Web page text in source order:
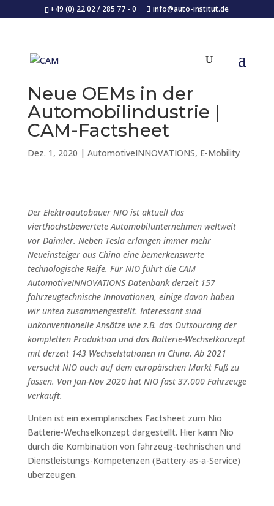
+49 (0) 22 02 / 285 77 - 0 info@auto-institut.de
Neue OEMs in der
Automobilindustrie |
CAM-Factsheet
Dez. 1, 2020 | AutomotiveINNOVATIONS, E-Mobility
Der Elektroautobauer NIO ist aktuell das
vierthöchstbewertete Automobilunternehmen weltweit
vor Daimler. Neben Tesla erlangen immer mehr
Neueinsteiger aus China eine bemerkenswerte
technologische Reife. Für NIO führt die CAM
AutomotiveINNOVATIONS Datenbank derzeit 157
fahrzeugtechnische Innovationen, einige davon haben
wir unten zusammengestellt. Interessant sind
unkonventionelle Ansätze wie z.B. das Outsourcing der
kompletten Produktion und das Batterie-Wechselkonzept
mit derzeit 143 Wechselstationen in China. Ab 2021
versucht NIO auch auf dem europäischen Markt Fuß zu
fassen. Von Jan-Nov 2020 hat NIO fast 37.000 Fahrzeuge
verkauft.
Unten ist ein exemplarisches Factsheet zum Nio
Batterie-Wechselkonzept dargestellt. Hier kann Nio
durch die Kombination von fahrzeug-technischen und
Dienstleistungs-Kompetenzen (Battery-as-a-Service)
überzeugen.